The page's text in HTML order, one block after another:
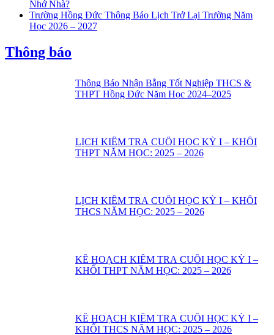
Nhớ Nhà?
Trường Hồng Đức Thông Báo Lịch Trở Lại Trường Năm
Học 2026 – 2027
Thông báo
Thông Báo Nhận Bằng Tốt Nghiệp THCS &
THPT Hồng Đức Năm Học 2024–2025
LỊCH KIỂM TRA CUỐI HỌC KỲ I – KHỐI
THPT NĂM HỌC: 2025 – 2026
LỊCH KIỂM TRA CUỐI HỌC KỲ I – KHỐI
THCS NĂM HỌC: 2025 – 2026
KẾ HOẠCH KIỂM TRA CUỐI HỌC KỲ I –
KHỐI THPT NĂM HỌC: 2025 – 2026
KẾ HOẠCH KIỂM TRA CUỐI HỌC KỲ I –
KHỐI THCS NĂM HỌC: 2025 – 2026